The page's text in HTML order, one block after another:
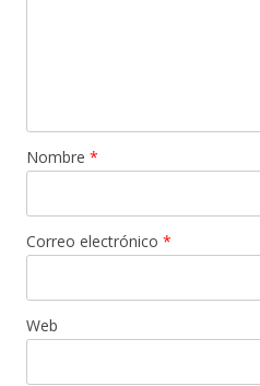
Nombre *
Correo electrónico *
Web